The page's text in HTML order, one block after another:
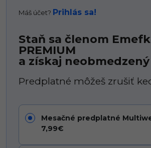
Máš účet? Prihlás sa!
Staň sa členom
PREMIUM
a získaj
Predplatné môžeš zrušiť
Mesačné predplatné
7,99€